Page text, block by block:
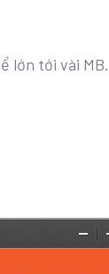
lớn tới vài